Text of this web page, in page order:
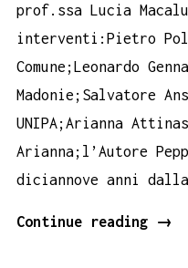
prof.ssa Lucia
interventi:Pietro
Comune;Leonardo
Madonie;Salvatore
UNIPA;Arianna
Arianna;l’Autore
diciannove anni
Continue reading
Il
→